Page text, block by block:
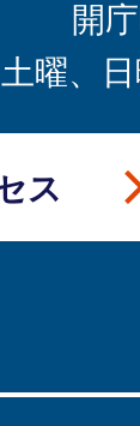
開
土曜、
ス